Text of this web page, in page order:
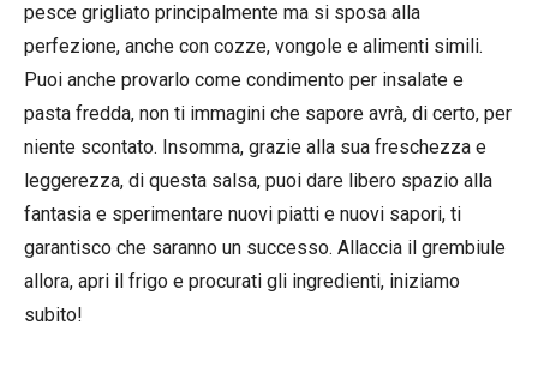
pesce grigliato principalmente ma si sposa alla
perfezione, anche con cozze, vongole e alimenti simili.
Puoi anche provarlo come condimento per insalate e
pasta fredda, non ti immagini che sapore avrà, di certo, per
niente scontato. Insomma, grazie alla sua freschezza e
leggerezza, di questa salsa, puoi dare libero spazio alla
fantasia e sperimentare nuovi piatti e nuovi sapori, ti
garantisco che saranno un successo. Allaccia il grembiule
allora, apri il frigo e procurati gli ingredienti, iniziamo
subito!